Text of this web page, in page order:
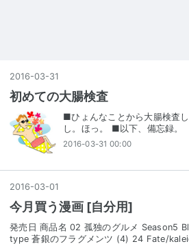
2016-03-31
初めての大腸検査
■ひょんなことから大腸検査
し。ほっ。 ■以下、備忘録。
2016-03-31 00:00
2016-03-01
今月買う漫画 [自分用]
発売日 商品名 02 孤独のグルメ Season5
type 蒼銀のフラグメンツ (4) 24 Fate/